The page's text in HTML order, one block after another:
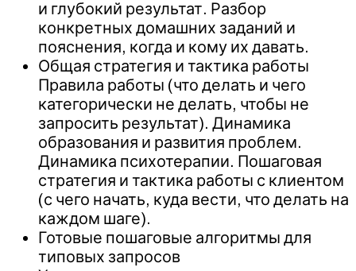
и глубокий результат. Разбор
конкретных домашних заданий и
пояснения, когда и кому их давать.
Общая стратегия и тактика работы
Правила работы (что делать и чего
категорически не делать, чтобы не
запросить результат). Динамика
образования и развития проблем.
Динамика психотерапии. Пошаговая
стратегия и тактика работы с клиентом
(с чего начать, куда вести, что делать на
каждом шаге).
Готовые пошаговые алгоритмы для
типовых запросов